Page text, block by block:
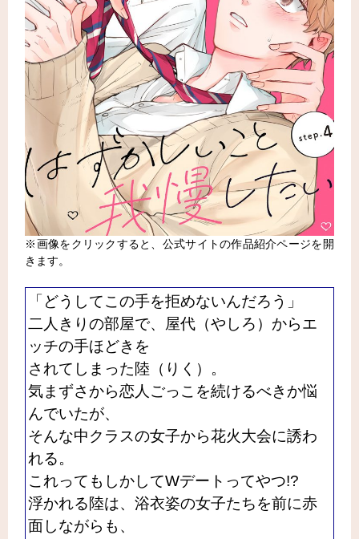
※画像をクリックすると、公式サイトの作品紹介ページを開
きます。
「どうしてこの手を拒めないんだろう」
二人きりの部屋で、屋代（やしろ）からエ
ッチの手ほどきを
されてしまった陸（りく）。
気まずさから恋人ごっこを続けるべきか悩
んでいたが、
そんな中クラスの女子から花火大会に誘わ
れる。
これってもしかしてWデートってやつ!?
浮かれる陸は、浴衣姿の女子たちを前に赤
面しながらも、